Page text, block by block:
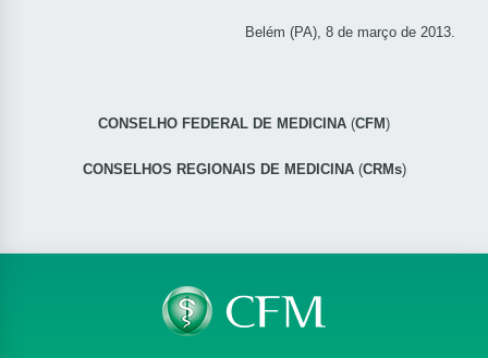
Belém (PA), 8 de março de 2013.
CONSELHO FEDERAL DE MEDICINA (CFM)
CONSELHOS REGIONAIS DE MEDICINA(CRMs)